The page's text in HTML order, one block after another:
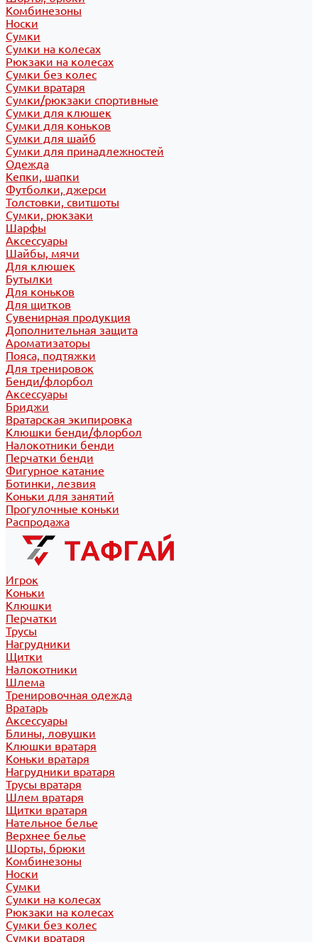
Комбинезоны
Носки
Сумки
Сумки на колесах
Рюкзаки на колесах
Сумки без колес
Сумки вратаря
Сумки/рюкзаки спортивные
Сумки для клюшек
Сумки для коньков
Сумки для шайб
Сумки для принадлежностей
Одежда
Кепки, шапки
Футболки, джерси
Толстовки, свитшоты
Сумки, рюкзаки
Шарфы
Аксессуары
Шайбы, мячи
Для клюшек
Бутылки
Для коньков
Для щитков
Сувенирная продукция
Дополнительная защита
Ароматизаторы
Пояса, подтяжки
Для тренировок
Бенди/флорбол
Аксессуары
Бриджи
Вратарская экипировка
Клюшки бенди/флорбол
Налокотники бенди
Перчатки бенди
Фигурное катание
Ботинки, лезвия
Коньки для занятий
Прогулочные коньки
Распродажа
Игрок
Коньки
Клюшки
Перчатки
Трусы
Нагрудники
Щитки
Налокотники
Шлема
Тренировочная одежда
Вратарь
Аксессуары
Блины, ловушки
Клюшки вратаря
Коньки вратаря
Нагрудники вратаря
Трусы вратаря
Шлем вратаря
Щитки вратаря
Нательное белье
Верхнее белье
Шорты, брюки
Комбинезоны
Носки
Сумки
Сумки на колесах
Рюкзаки на колесах
Сумки без колес
Сумки вратаря